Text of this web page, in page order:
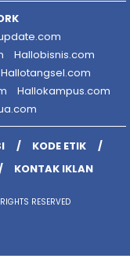
Hallobisnis.com
Hallotangsel.com
Hallokampus.com
KODE ETIK
KONTAK IKLAN
RESERVED